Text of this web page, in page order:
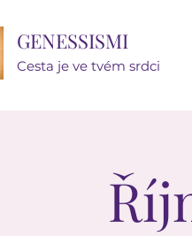
GENESSISMI
Cesta je ve tvém srdci